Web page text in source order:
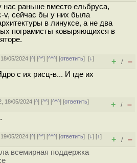
нас раньше вместо ельбруса,
v, сейчас бы у них была
в линуксе, а не два
пограмисты ковыряющихся в
05/2024 [^] [^^] [^^^] [ответить][↓]
+ / –
с их рисц-в... И где их
18/05/2024 [^] [^^] [^^^] [ответить]
+ / –
05/2024 [^] [^^] [^^^] [ответить][↓] [↑]
+ / –
всемирная поддержка